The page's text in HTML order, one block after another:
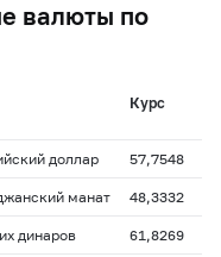
валюты по
Курс
доллар 57,7548
манат 48,3332
динаров 61,8269